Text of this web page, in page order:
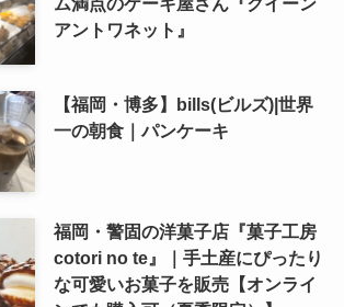
アントワネット』
【福岡・博多】bills(ビルズ)|世界
一の朝食｜パンケーキ
福岡・警固の洋菓子店『菓子工房
cotori no te』｜手土産にぴったり
な可愛いお菓子を販売【オンライ